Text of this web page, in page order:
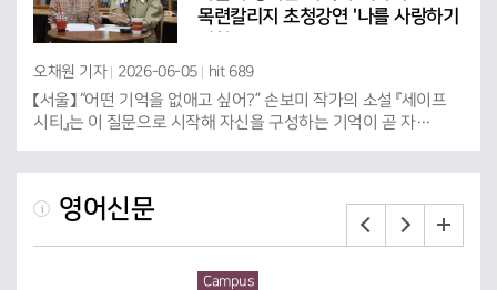
목련칼리지 초청강연 '나를 사랑하기
오채원 기자 2026-06-05
hit 689
【서울】 “어떤 기억을 없애고 싶어?” 손보미 작가의 소설 『세이프
시티』는 이 질문으로 시작해 자신을 구성하는 기억이 곧 자…
영어신문
Campus